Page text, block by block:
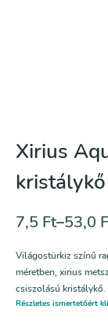
Xirius
kristálykő
7,5 Ft–53,0
Világostürkiz színű
méretben, xirius
csiszolású kristálykő.
Részletes ismertetőért